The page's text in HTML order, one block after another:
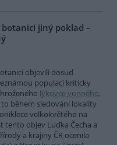
jiný poklad –
objevili dosud
populaci kriticky
lýkovce vonného,
to během sledování lokality
velkokvětého na
tento objev Luďka Čecha a
a krajiny ČR ocenila